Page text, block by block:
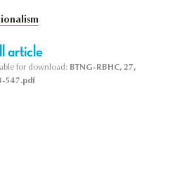
article
for download: BTNG-RBHC, 27,
547.pdf